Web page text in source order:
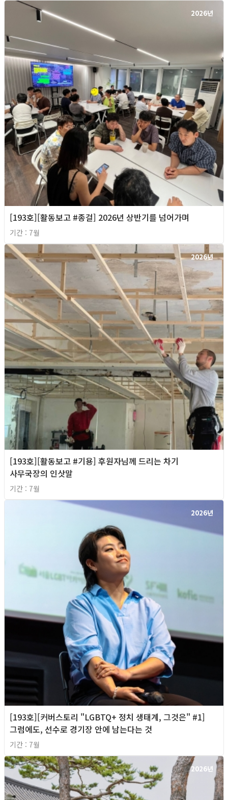
2026년
[193호][활동보고 #종걸] 2026년 상반기를 넘어가며
기간 : 7월
2026년
[193호][활동보고 #기용] 후원자님께 드리는 차기
사무국장의 인삿말
기간 : 7월
2026년
[193호][커버스토리 "LGBTQ+ 정치 생태계, 그것은" #1]
그럼에도, 선수로 경기장 안에 남는다는 것
기간 : 7월
2026년